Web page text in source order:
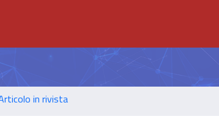
in rivista